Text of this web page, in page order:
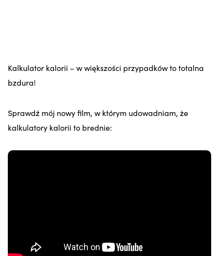
Kalkulator kalorii – w większości przypadków to totalna
bzdura!
Sprawdź mój nowy film, w którym udowadniam, że
kalkulatory kalorii to brednie: